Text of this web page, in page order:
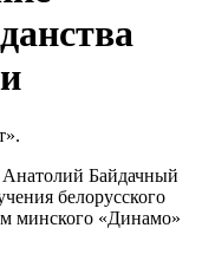
Анатолий Байдачный
белорусского
минского «Динамо»